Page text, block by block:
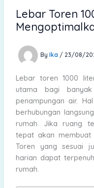
Lebar Toren
By Ika / 23/08/
Lebar toren 1000
utama bagi
penampungan air.
berhubungan
rumah. Jika ruang
tepat akan
Toren yang sesuai
harian dapat
rumah.